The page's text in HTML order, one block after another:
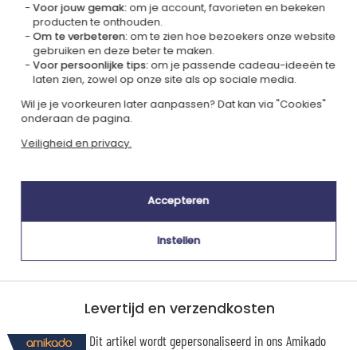
Gecertificeerd
Ecovadis Silver
Lid van
Global Compact
Onze MVO-aanpak|Labels
Gepersonaliseerd
in Frankrijk
Gemaakt in
Europa
Levertijd en verzendkosten
Dit artikel wordt gepersonaliseerd in ons Amikado
Voor jouw gemak:om je account, favorieten en bekeken
producten te onthouden.
Om te verbeteren:om te zien hoe bezoekers onze website
gebruiken en deze beter te maken.
Voor persoonlijke tips:om je passende cadeau-ideeën te
laten zien, zowel op onze site als op sociale media.
Wil je je voorkeuren later aanpassen? Dat kan via "Cookies"
onderaan de pagina.
Veiligheid en privacy.
Accepteren
Instellen